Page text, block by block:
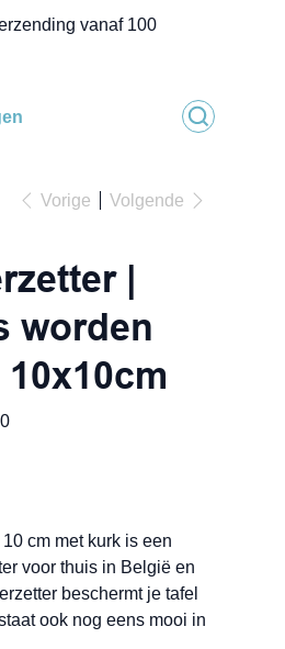
vanaf 100
Vorige Volgende
|
worden
cm met kurk is een
voor thuis in België en
beschermt je tafel
ook nog eens mooi in